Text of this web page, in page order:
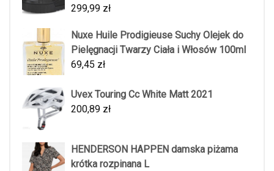
299,99 zł
Nuxe Huile Prodigieuse Suchy Olejek do
Pielęgnacji Twarzy Ciała i Włosów 100ml
69,45 zł
Uvex Touring Cc White Matt 2021
200,89 zł
HENDERSON HAPPEN damska piżama
krótka rozpinana L